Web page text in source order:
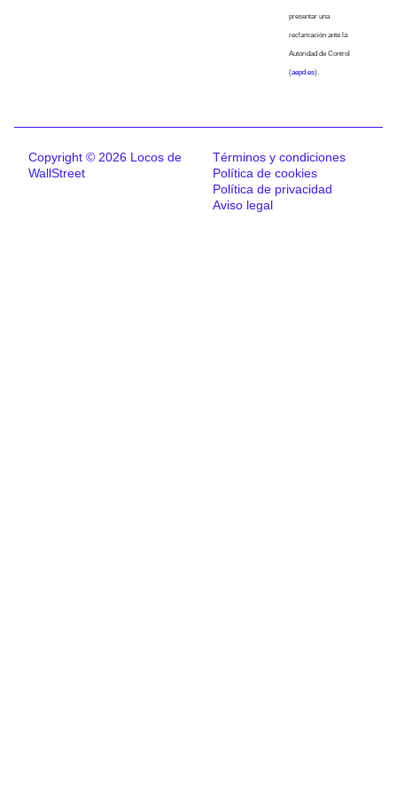
presentar una
reclamación ante la
Autoridad de Control
(aepd.es).
Copyright © 2026 Locos de
WallStreet
Términos y condiciones
Política de cookies
Política de privacidad
Aviso legal